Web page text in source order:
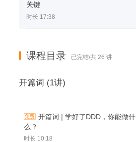
关键
时长 17:38
课程目录 已完结/共 26 讲
开篇词 (1讲)
开篇词 | 学好了DDD，你能做什
么？
时长 10:18